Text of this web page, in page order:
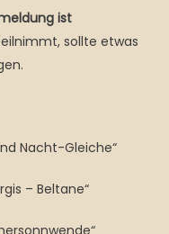
ist
sollte etwas
Nacht-Gleiche“
– Beltane“